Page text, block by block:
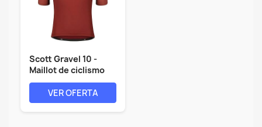
Scott Gravel 10 -
Maillot de ciclismo
corto...
VER OFERTA